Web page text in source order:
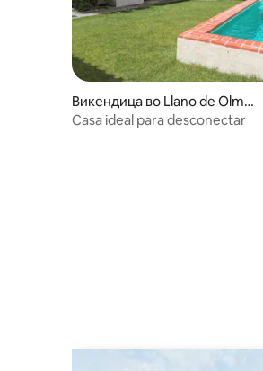
Викендица во Llano de Olme
do
Casa ideal para desconectar